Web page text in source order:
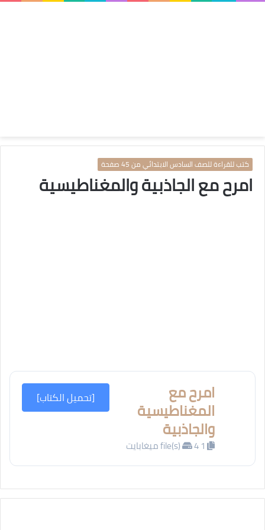
كتب للقراءة للصف السادس الابتدائي من 45 صفحة
امرح مع الجاذبية والمغناطيسية
امرح مع
المغناطيسية
والجاذبية
4 ميغابايت
[تحميل الكتاب]